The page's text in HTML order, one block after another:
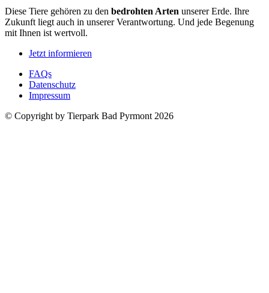
Diese Tiere gehören zu den bedrohten Arten unserer Erde. Ihre
Zukunft liegt auch in unserer Verantwortung. Und jede Begenung
mit Ihnen ist wertvoll.
Jetzt informieren
FAQs
Datenschutz
Impressum
© Copyright by Tierpark Bad Pyrmont 2026